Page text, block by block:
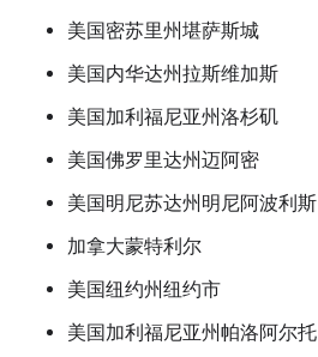
美国密苏里州堪萨斯城
美国内华达州拉斯维加斯
美国加利福尼亚州洛杉矶
美国佛罗里达州迈阿密
美国明尼苏达州明尼阿波利斯
加拿大蒙特利尔
美国纽约州纽约市
美国加利福尼亚州帕洛阿尔托